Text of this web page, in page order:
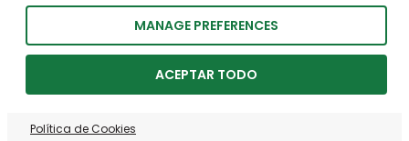
MANAGE PREFERENCES
ACEPTAR TODO
Política de Cookies